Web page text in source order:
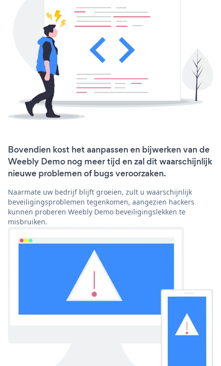
Bovendien kost het aanpassen en bijwerken van de
Weebly Demo nog meer tijd en zal dit waarschijnlijk
nieuwe problemen of bugs veroorzaken.
Naarmate uw bedrijf blijft groeien, zult u waarschijnlijk
beveiligingsproblemen tegenkomen, aangezien hackers
kunnen proberen Weebly Demo beveiligingslekken te
misbruiken.